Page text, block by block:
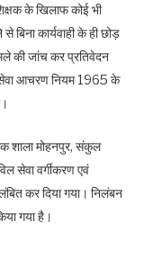
के खिलाफ कोई भी
कार्यवाही के ही छोड़
की जांच कर प्रतिवेदन
सेवा आचरण नियम 1965 के
शाला मोहनपुर, संकुल
सेवा वर्गीकरण एवं
कर दिया गया। निलंबन
गया है।